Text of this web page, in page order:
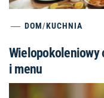
DOM/KUCHNIA
Wielopokoleniowy
i menu